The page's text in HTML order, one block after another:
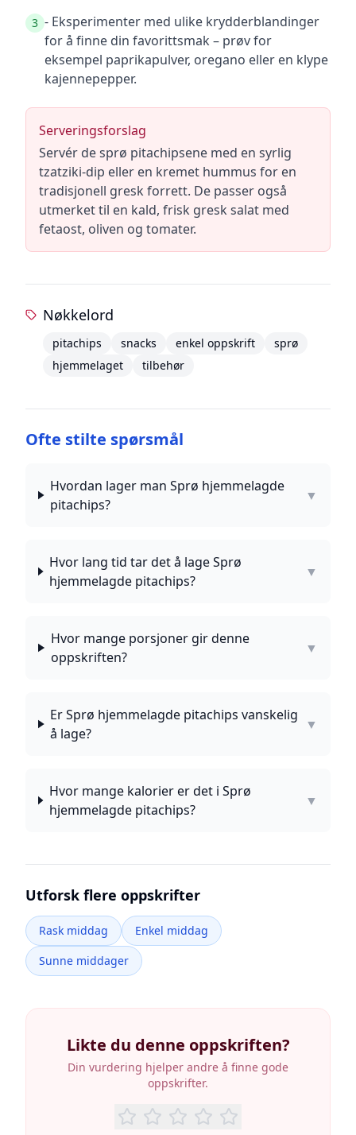
3 - Eksperimenter med ulike krydderblandinger
for å finne din favorittsmak – prøv for
eksempel paprikapulver, oregano eller en klype
kajennepepper.
Serveringsforslag
Servér de sprø pitachipsene med en syrlig
tzatziki-dip eller en kremet hummus for en
tradisjonell gresk forrett. De passer også
utmerket til en kald, frisk gresk salat med
fetaost, oliven og tomater.
Nøkkelord
pitachips snacks enkel oppskrift
sprø
hjemmelaget
tilbehør
Ofte stilte spørsmål
Hvordan lager man Sprø hjemmelagde
pitachips?
▼
Hvor lang tid tar det å lage Sprø
hjemmelagde pitachips?
▼
Hvor mange porsjoner gir denne
oppskriften?
▼
Er Sprø hjemmelagde pitachips vanskelig
å lage?
▼
Hvor mange kalorier er det i Sprø
hjemmelagde pitachips?
▼
Utforsk flere oppskrifter
Rask middag
Enkel middag
Sunne middager
Likte du denne oppskriften?
Din vurdering hjelper andre å finne gode
oppskrifter.